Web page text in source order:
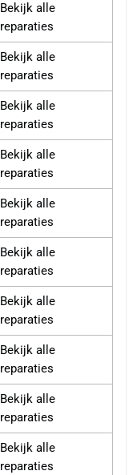
Bekijk alle
reparaties
Bekijk alle
reparaties
Bekijk alle
reparaties
Bekijk alle
reparaties
Bekijk alle
reparaties
Bekijk alle
reparaties
Bekijk alle
reparaties
Bekijk alle
reparaties
Bekijk alle
reparaties
Bekijk alle
reparaties